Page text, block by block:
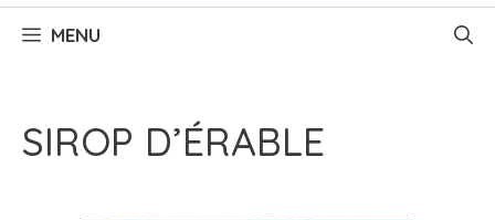
MENU
SIROP D’ÉRABLE